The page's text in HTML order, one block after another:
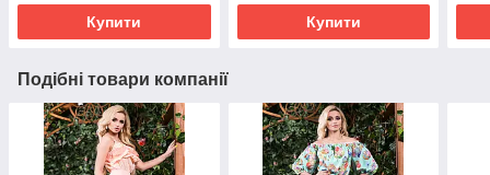
Купити Купити
Подібні товари компанії